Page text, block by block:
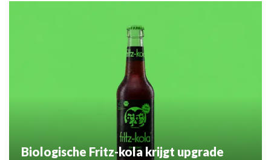
Biologische Fritz-kola krijgt upgrade